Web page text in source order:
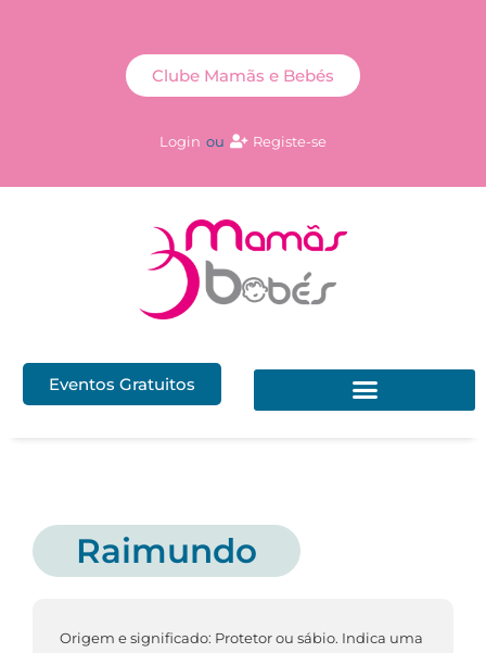
Login ou Registe-se
Clube Mamãs e Bebés
Eventos Gratuitos
Raimundo
Origem e significado: Protetor ou sábio. Indica uma